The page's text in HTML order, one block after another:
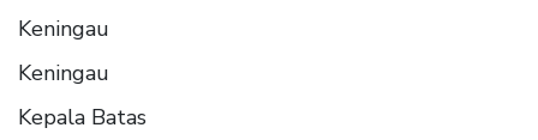
Keningau
Keningau
Kepala Batas